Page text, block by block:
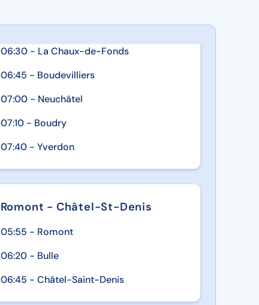
06:30 - La Chaux-de-Fonds
06:45 - Boudevilliers
07:00 - Neuchâtel
07:10 - Boudry
07:40 - Yverdon
Romont - Châtel-St-Denis
05:55 - Romont
06:20 - Bulle
06:45 - Châtel-Saint-Denis